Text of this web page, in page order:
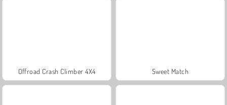
Offroad Crash Climber 4X4 Sweet Match